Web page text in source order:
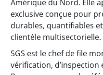
Amérique du Nord. Elle
exclusive conçue pour
durables, quantifiables
clientèle multisectorielle.
SGS est le chef de file
vérification,